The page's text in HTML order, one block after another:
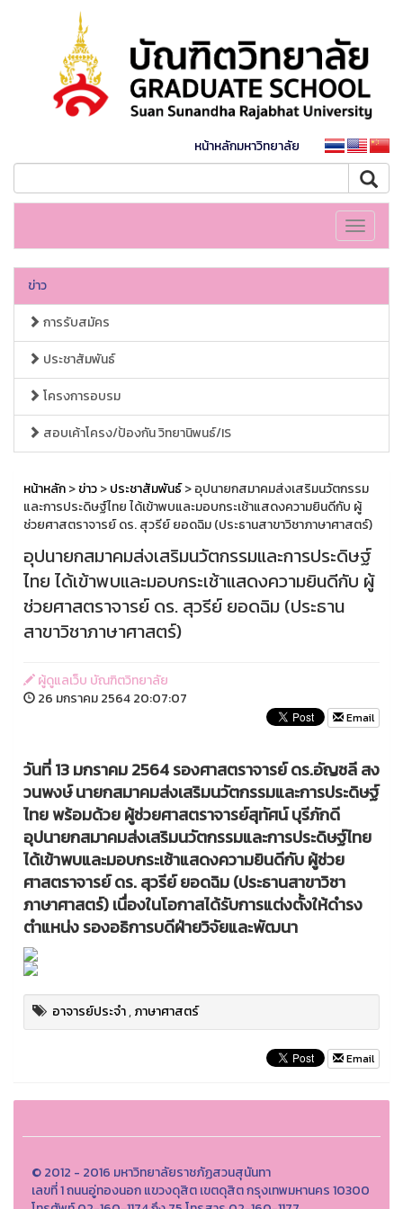
หน้าหลักมหาวิทยาลัย
Toggle
ข่าว
การรับสมัคร
ประชาสัมพันธ์
โครงการอบรม
สอบเค้าโครง/ป้องกัน วิทยานิพนธ์/IS
หน้าหลัก>ข่าว>ประชาสัมพันธ์> อุปนายกสมาคมส่งเสริมนวัตกรรม
และการประดิษฐ์ไทย ได้เข้าพบและมอบกระเช้าแสดงความยินดีกับ ผู้
ช่วยศาสตราจารย์ ดร. สุวรีย์ ยอดฉิม (ประธานสาขาวิชาภาษาศาสตร์)
อุปนายกสมาคมส่งเสริมนวัตกรรมและการประดิษฐ์
ไทย ได้เข้าพบและมอบกระเช้าแสดงความยินดีกับ ผู้
ช่วยศาสตราจารย์ ดร. สุวรีย์ ยอดฉิม (ประธาน
สาขาวิชาภาษาศาสตร์)
ผู้ดูแลเว็บ บัณฑิตวิทยาลัย
26 มกราคม 2564 20:07:07
Email
วันที่ 13 มกราคม 2564 รองศาสตราจารย์ ดร.อัญชลี สง
วนพงษ์ นายกสมาคมส่งเสริมนวัตกรรมและการประดิษฐ์
ไทย พร้อมด้วย ผู้ช่วยศาสตราจารย์สุทัศน์ บุรีภักดี
อุปนายกสมาคมส่งเสริมนวัตกรรมและการประดิษฐ์ไทย
ได้เข้าพบและมอบกระเช้าแสดงความยินดีกับ ผู้ช่วย
ศาสตราจารย์ ดร. สุวรีย์ ยอดฉิม (ประธานสาขาวิชา
ภาษาศาสตร์) เนื่องในโอกาสได้รับการแต่งตั้งให้ดำรง
ตำแหน่ง รองอธิการบดีฝ่ายวิจัยและพัฒนา
อาจารย์ประจำ,ภาษาศาสตร์
Email
© 2012 - 2016 มหาวิทยาลัยราชภัฏสวนสุนันทา
เลขที่ 1 ถนนอู่ทองนอก แขวงดุสิต เขตดุสิต กรุงเทพมหานคร 10300